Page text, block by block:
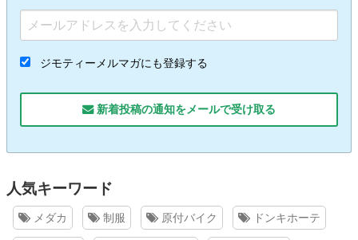
ジモティーメルマガにも登録する
新着投稿の通知をメールで受け取る
人気キーワード
メダカ 制服 原付バイク ドンキホーテ